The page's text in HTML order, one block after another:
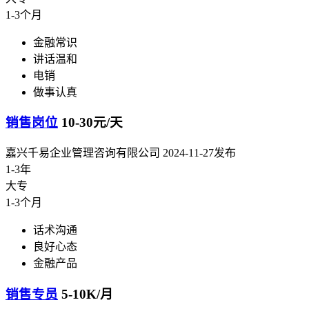
1-3个月
金融常识
讲话温和
电销
做事认真
销售岗位 10-30元/天
嘉兴千易企业管理咨询有限公司 2024-11-27发布
1-3年
大专
1-3个月
话术沟通
良好心态
金融产品
销售专员 5-10K/月